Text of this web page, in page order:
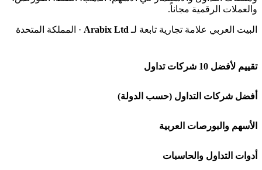
والعملات الرقمية مجاناً.
البيت العربي علامة تجارية تابعة لـ Arabix Ltd · المملكة المتحدة
تقييم لأفضل 10 شركات تداول
شركة Capital.com
افاتريد AvaTrade
اكسنس Exness
أفضل شركات التداول (حسب الدولة)
شركات تداول في السعودية
شركات تداول في الإمارات
الأسهم والبورصات العربية
🌍 كل البورصات العربية
أدوات التداول والحاسبات